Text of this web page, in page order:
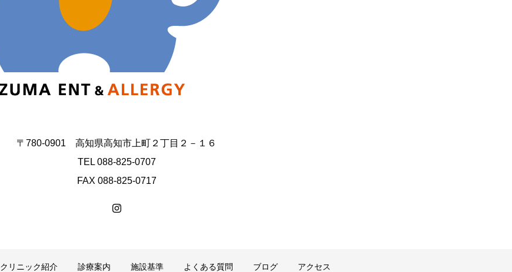
〒780-0901 高知県高知市上町２丁目２－１６
TEL 088-825-0707
FAX 088-825-0717
クリニック紹介 診療案内 施設基準 よくある質問 ブログ アクセス